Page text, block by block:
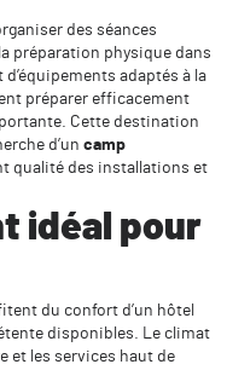
des séances
préparation physique dans
adaptés à la
préparer efficacement
Cette destination
d’un camp
qualité des installations et
idéal pour
du confort d’un hôtel
disponibles. Le climat
et les services haut de